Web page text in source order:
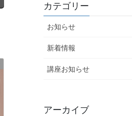
カテゴリー
お知らせ
新着情報
講座お知らせ
アーカイブ